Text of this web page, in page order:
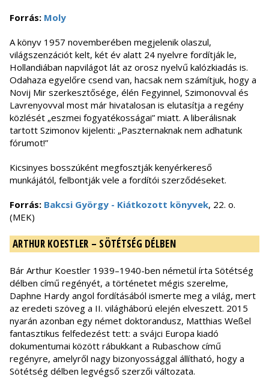
Forrás: Moly
A könyv 1957 novemberében megjelenik olaszul,
világszenzációt kelt, két év alatt 24 nyelvre fordítják le,
Hollandiában napvilágot lát az orosz nyelvű kalózkiadás is.
Odahaza egyelőre csend van, hacsak nem számítjuk, hogy a
Novij Mir szerkesztősége, élén Fegyinnel, Szimonovval és
Lavrenyovval most már hivatalosan is elutasítja a regény
közlését „eszmei fogyatékosságai” miatt. A liberálisnak
tartott Szimonov kijelenti: „Paszternaknak nem adhatunk
fórumot!”
Kicsinyes bosszúként megfosztják kenyérkereső
munkájától, felbontják vele a fordítói szerződéseket.
Forrás: Bakcsi György - Kiátkozott könyvek, 22. o.
(MEK)
ARTHUR KOESTLER – SÖTÉTSÉG DÉLBEN
Bár Arthur Koestler 1939–1940-ben németül írta Sötétség
délben című regényét, a történetet mégis szerelme,
Daphne Hardy angol fordításából ismerte meg a világ, mert
az eredeti szöveg a II. világháború elején elveszett. 2015
nyarán azonban egy német doktorandusz, Matthias Weßel
fantasztikus felfedezést tett: a svájci Europa kiadó
dokumentumai között rábukkant a Rubaschow című
regényre, amelyről nagy bizonyossággal állítható, hogy a
Sötétség délben legvégső szerzői változata.